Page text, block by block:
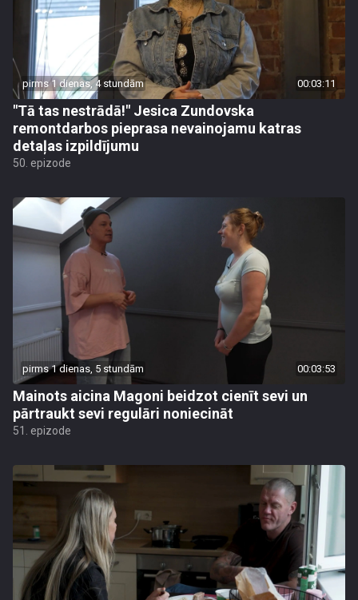
pirms 1 dienas, 4 stundām 00:03:11
"Tā tas nestrādā!" Jesica Zundovska
remontdarbos pieprasa nevainojamu katras
detaļas izpildījumu
50. epizode
pirms 1 dienas, 5 stundām 00:03:53
Mainots aicina Magoni beidzot cienīt sevi un
pārtraukt sevi regulāri noniecināt
51. epizode